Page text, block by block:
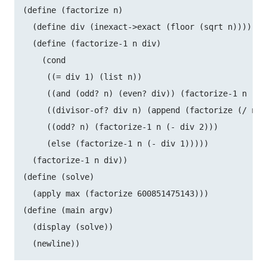
(define (factorize n)
  (define div (inexact->exact (floor (sqrt n))))
  (define (factorize-1 n div)
    (cond
     ((= div 1) (list n))
((and (odd? n) (even? div)) (factorize-1 n (-
((divisor-of? div n) (append (factorize (/ n
     ((odd? n) (factorize-1 n (- div 2)))
     (else (factorize-1 n (- div 1)))))
  (factorize-1 n div))
(define (solve)
  (apply max (factorize 600851475143)))
(define (main argv)
  (display (solve))